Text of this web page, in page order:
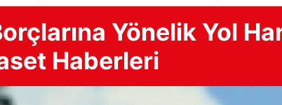
Yönelik Yol
Haberleri